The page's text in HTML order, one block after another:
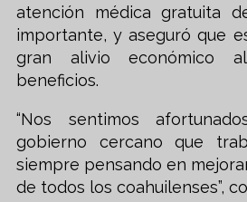
atención médica gratuita
importante, y aseguró que
gran alivio económico
beneficios.
“Nos sentimos
gobierno cercano que
siempre pensando en
de todos los coahuilenses”,